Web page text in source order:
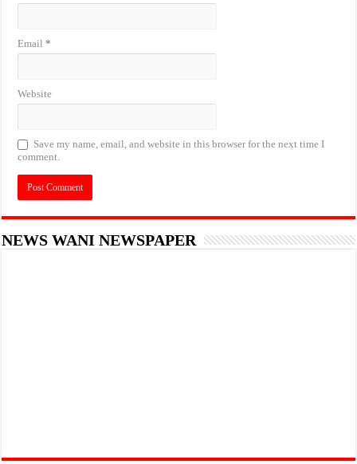
Email*
Website
Save my name, email, and website in this browser for the next time I
comment.
NEWS WANI NEWSPAPER